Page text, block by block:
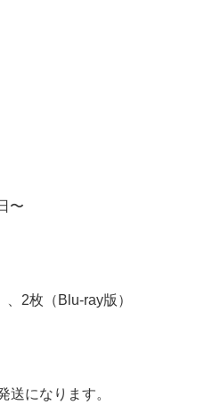
〜
2枚（Blu-ray版）
送になります。